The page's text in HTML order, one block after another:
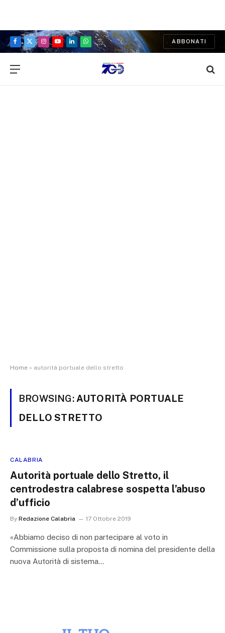
Facebook
X
Instagram
YouTubeLinkedInWhatsApp
ABBONATI
Home » autorità portuale dello stretto
BROWSING: AUTORITÀ PORTUALE
DELLO STRETTO
CALABRIA
Autorità portuale dello Stretto, il
centrodestra calabrese sospetta l’abuso
d’ufficio
By Redazione Calabria 17 Ottobre 2019
«Abbiamo deciso di non partecipare al voto in
Commissione sulla proposta di nomina del presidente della
nuova Autorità di sistema…